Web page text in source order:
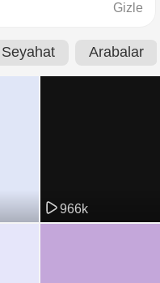
Gizle
Seyahat Arabalar
966k